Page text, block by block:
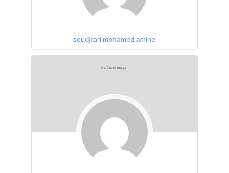
soudjrari mohamed amine